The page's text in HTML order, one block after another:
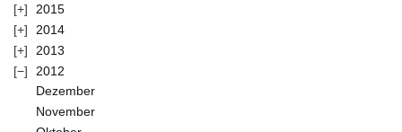
2015
2014
2013
2012
Dezember
November